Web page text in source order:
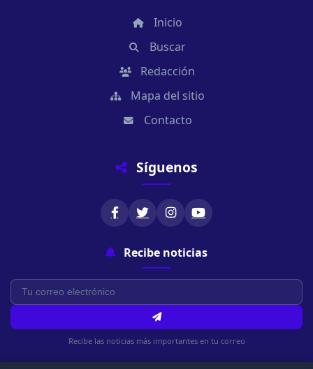
Inicio
Buscar
Redacción
Mapa del sitio
Contacto
Síguenos
Recibe noticias
Recibe las noticias más importantes en tu correo